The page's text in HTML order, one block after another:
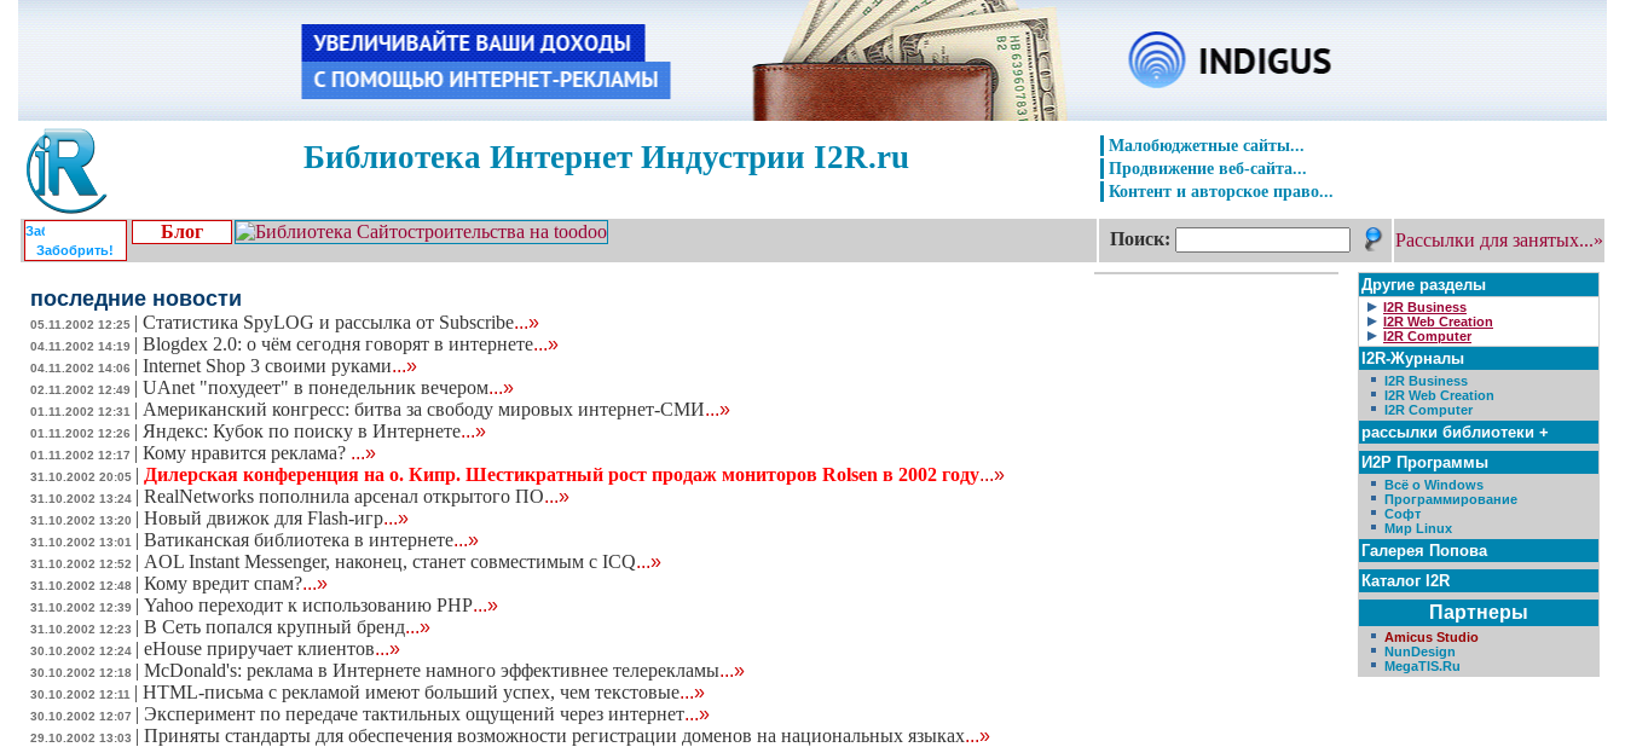
Библиотека Интернет Индустрии I2R.ru
Малобюджетные сайты...
Продвижение веб-сайта...
Контент и авторское право...
Забобрить!
Блог Поиск: Рассылки для занятых...»
последние новости
05.11.2002 12:25 | Статистика SpyLOG и рассылка от Subscribe...»
04.11.2002 14:19 | Blogdex 2.0: о чём сегодня говорят в интернете...»
04.11.2002 14:06 | Internet Shop 3 своими руками...»
02.11.2002 12:49 | UAnet "похудеет" в понедельник вечером...»
01.11.2002 12:31 | Американский конгресс: битва за свободу мировых интернет-СМИ...»
01.11.2002 12:26 | Яндекс: Кубок по поиску в Интернете...»
01.11.2002 12:17 | Кому нравится реклама? ...»
31.10.2002 20:05 | Дилерская конференция на о. Кипр. Шестикратный рост продаж мониторов Rolsen в 2002 году...»
31.10.2002 13:24 | RealNetworks пополнила арсенал открытого ПО...»
31.10.2002 13:20 | Новый движок для Flash-игр...»
31.10.2002 13:01 | Ватиканская библиотека в интернете...»
31.10.2002 12:52 | AOL Instant Messenger, наконец, станет совместимым с ICQ...»
31.10.2002 12:48 | Кому вредит спам?...»
31.10.2002 12:39 | Yahoo переходит к использованию PHP...»
31.10.2002 12:23 | В Сеть попался крупный бренд...»
30.10.2002 12:24 | eHouse приручает клиентов...»
30.10.2002 12:18 | McDonald's: реклама в Интернете намного эффективнее телерекламы...»
30.10.2002 12:11 | HTML-письма с рекламой имеют больший успех, чем текстовые...»
30.10.2002 12:07 | Эксперимент по передаче тактильных ощущений через интернет...»
29.10.2002 13:03 | Приняты стандарты для обеспечения возможности регистрации доменов на национальных языках...»
Другие разделы
I2R Business
I2R Web Creation
I2R Computer
I2R-Журналы
I2R Business
I2R Web Creation
I2R Computer
рассылки библиотеки +
И2Р Программы
Всё о Windows
Программирование
Софт
Мир Linux
Галерея Попова
Каталог I2R
Партнеры
Amicus Studio
NunDesign
MegaTIS.Ru